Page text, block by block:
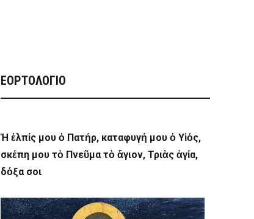
ΕΟΡΤΟΛΟΓΙΟ
Ἡ ἐλπίς μου ὁ Πατήρ, καταφυγή μου ὁ Υἱός,
σκέπη μου τὸ Πνεῦμα τὸ ἅγιον, Τριὰς ἁγία,
δόξα σοι